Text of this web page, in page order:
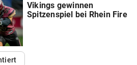
Vikings gewinnen
Spitzenspiel bei Rhein Fire